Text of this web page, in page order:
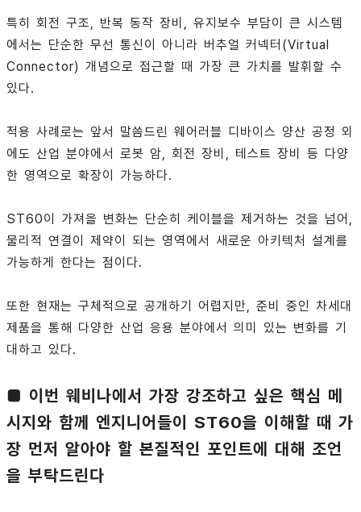
특히 회전 구조, 반복 동작 장비, 유지보수 부담이 큰 시스템
에서는 단순한 무선 통신이 아니라 버추얼 커넥터(Virtual
Connector) 개념으로 접근할 때 가장 큰 가치를 발휘할 수
있다.
적용 사례로는 앞서 말씀드린 웨어러블 디바이스 양산 공정 외
에도 산업 분야에서 로봇 암, 회전 장비, 테스트 장비 등 다양
한 영역으로 확장이 가능하다.
ST60이 가져올 변화는 단순히 케이블을 제거하는 것을 넘어,
물리적 연결이 제약이 되는 영역에서 새로운 아키텍처 설계를
가능하게 한다는 점이다.
또한 현재는 구체적으로 공개하기 어렵지만, 준비 중인 차세대
제품을 통해 다양한 산업 응용 분야에서 의미 있는 변화를 기
대하고 있다.
■ 이번 웨비나에서 가장 강조하고 싶은 핵심 메
시지와 함께 엔지니어들이 ST60을 이해할 때 가
장 먼저 알아야 할 본질적인 포인트에 대해 조언
을 부탁드린다